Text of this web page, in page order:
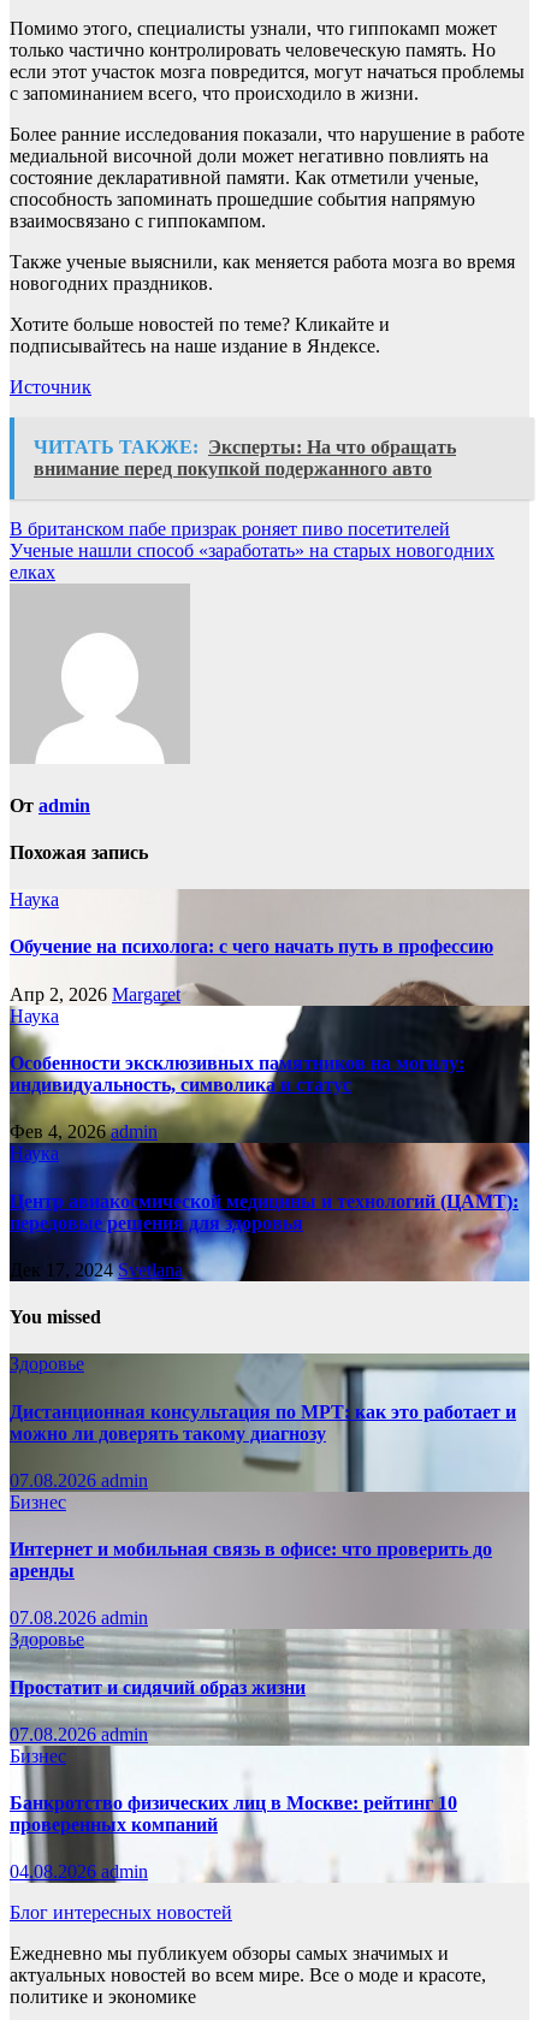
Помимо этого, специалисты узнали, что гиппокамп может
только частично контролировать человеческую память. Но
если этот участок мозга повредится, могут начаться проблемы
с запоминанием всего, что происходило в жизни.
Более ранние исследования показали, что нарушение в работе
медиальной височной доли может негативно повлиять на
состояние декларативной памяти. Как отметили ученые,
способность запоминать прошедшие события напрямую
взаимосвязано с гиппокампом.
Также ученые выяснили, как меняется работа мозга во время
новогодних праздников.
Хотите больше новостей по теме? Кликайте и
подписывайтесь на наше издание в Яндексе.
Источник
ЧИТАТЬ ТАКЖЕ: Эксперты: На что обращать
внимание перед покупкой подержанного авто
Навигация
по
В британском пабе призрак роняет пиво посетителей
Ученые нашли способ «заработать» на старых новогодних
елках
От admin
Похожая запись
Наука
Обучение на психолога: с чего начать путь в профессию
Апр 2, 2026 Margaret
Наука
Особенности эксклюзивных памятников на могилу:
индивидуальность, символика и статус
Фев 4, 2026admin
Наука
Центр авиакосмической медицины и технологий (ЦАМТ):
передовые решения для здоровья
Дек 17, 2024Svetlana
You missed
Здоровье
Дистанционная консультация по МРТ: как это работает и
можно ли доверять такому диагнозу
07.08.2026 admin
Бизнес
Интернет и мобильная связь в офисе: что проверить до
аренды
07.08.2026 admin
Здоровье
Простатит и сидячий образ жизни
07.08.2026admin
Бизнес
Банкротство физических лиц в Москве: рейтинг 10
проверенных компаний
04.08.2026 admin
Блог интересных новостей
Ежедневно мы публикуем обзоры самых значимых и
актуальных новостей во всем мире. Все о моде и красоте,
политике и экономике